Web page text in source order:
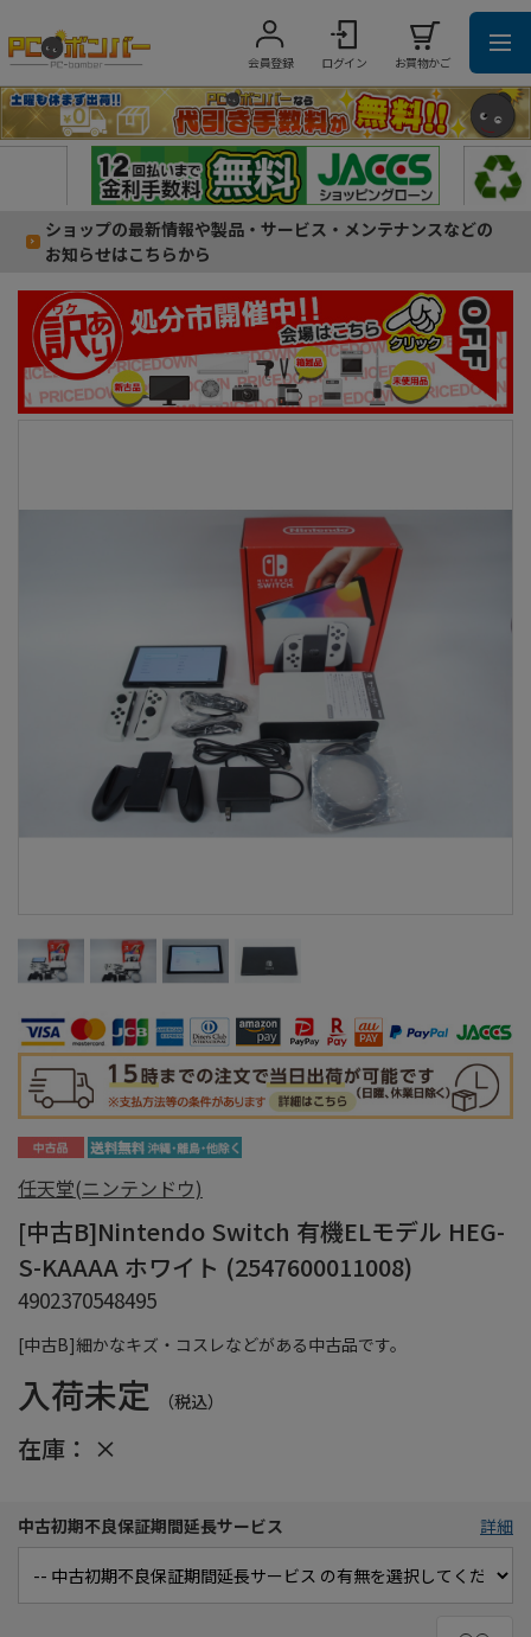
会員登録 ログイン お買物かご
ショップの最新情報や製品・サービス・メンテナンスなどの
お知らせはこちらから
[中古B]細かなキズ・コスレなどがある中古品です。
任天堂(ニンテンドウ)
[中古B]Nintendo Switch 有機ELモデル HEG-
S-KAAAA ホワイト (2547600011008)
4902370548495
入荷未定 （税込）
在庫： ×
中古初期不良保証期間延長サービス 詳細